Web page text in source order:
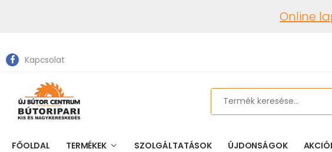
Online
Kapcsolat
Search
FŐOLDAL TERMÉKEK SZOLGÁLTATÁSOK ÚJDONSÁGOK